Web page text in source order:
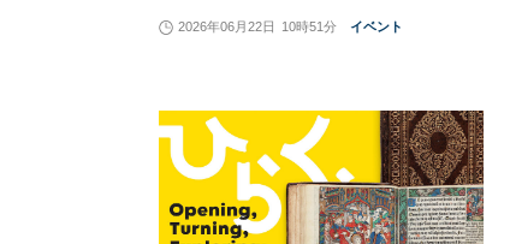
2026年06月22日 10時51分 イベント